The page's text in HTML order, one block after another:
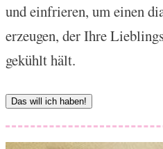
und einfrieren, um einen
erzeugen, der Ihre
gekühlt hält.
Das will ich haben!